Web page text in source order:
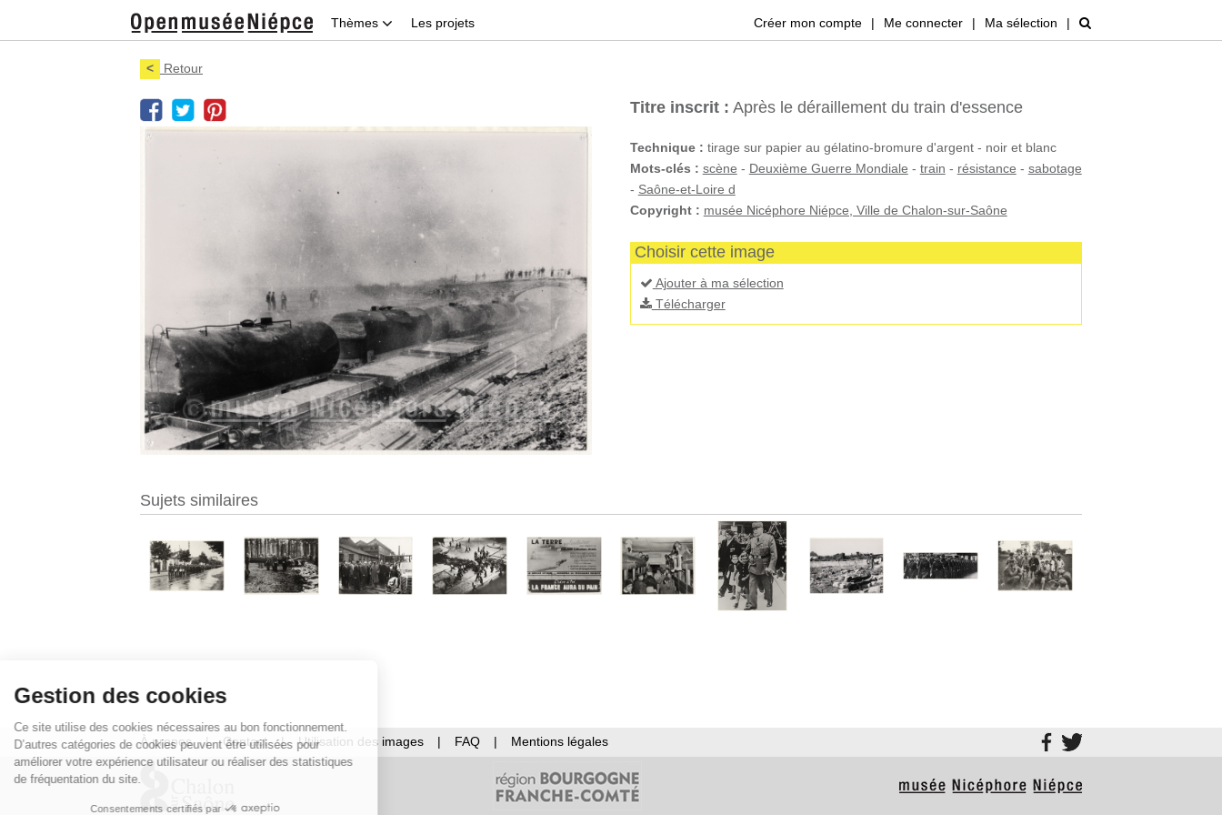
Thèmes Les projets Créer mon compte | Me connecter | Ma sélection |
< Retour
Titre inscrit : Après le déraillement du train d'essence
Technique : tirage sur papier au gélatino-bromure d'argent - noir et blanc
Mots-clés : scène - Deuxième Guerre Mondiale - train - résistance - sabotage
- Saône-et-Loire d
Copyright : musée Nicéphore Niépce, Ville de Chalon-sur-Saône
Choisir cette image
Ajouter à ma sélection
Télécharger
Sujets similaires
À propos | Contact | Utilisation des images | FAQ | Mentions légales
Gestion des cookies
Ce site utilise des cookies nécessaires au bon fonctionnement.
D’autres catégories de cookies peuvent être utilisées pour
améliorer votre expérience utilisateur ou réaliser des statistiques
de fréquentation du site.
Consentements certifiés par